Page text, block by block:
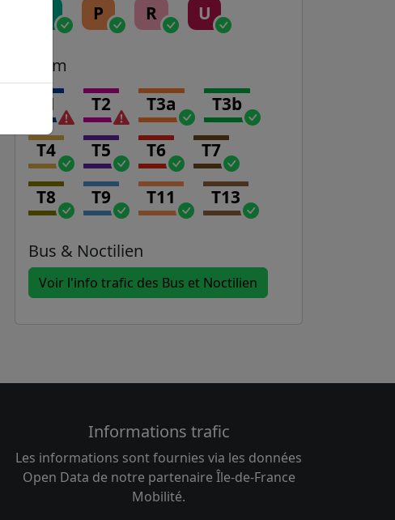
P R U
Tram
T1 T2 T3a T3b
T4 T5 T6 T7
T8 T9 T11 T13
Bus & Noctilien
Voir l'info trafic des Bus et Noctilien
Informations trafic
Les informations sont fournies via les données
Open Data de notre partenaire Île-de-France
Mobilité.